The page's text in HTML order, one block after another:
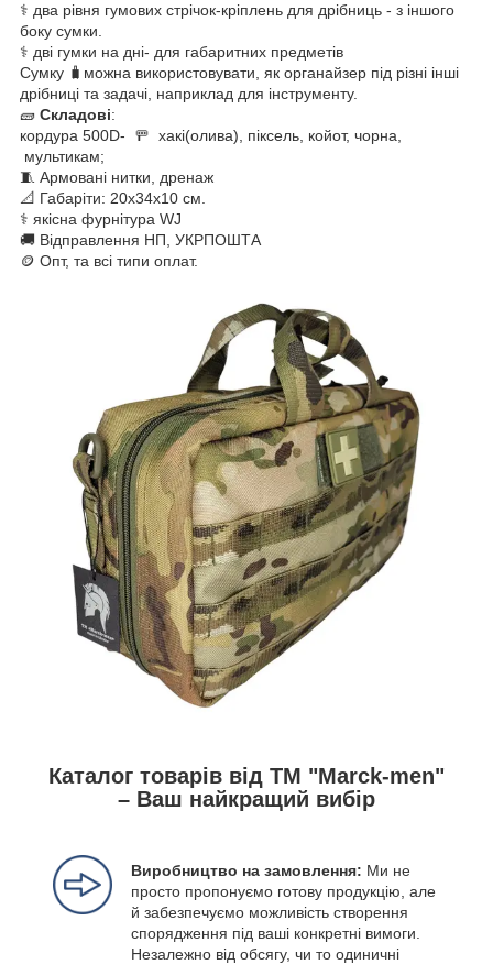
⚕️ два рівня гумових стрічок-кріплень для дрібниць - з іншого
боку сумки.
⚕️ дві гумки на дні- для габаритних предметів
Сумку 🧳можна використовувати, як органайзер під різні інші
дрібниці та задачі, наприклад для інструменту.
🧱 Складові:
кордура 500D- 🚥 хакі(олива), піксель, койот, чорна,
мультикам;
🧵 Армовані нитки, дренаж
📐 Габаріти: 20х34х10 см.
⚕️ якісна фурнітура WJ
🚚 Відправлення НП, УКРПОШТА
🪙 Опт, та всі типи оплат.
Каталог товарів від ТМ "Marck-men"
– Ваш найкращий вибір
Виробництво на замовлення: Ми не
просто пропонуємо готову продукцію, але
й забезпечуємо можливість створення
спорядження під ваші конкретні вимоги.
Незалежно від обсягу, чи то одиничні